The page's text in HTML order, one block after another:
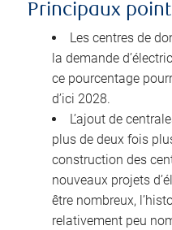
Principaux
Les centres de
la demande
ce pourcentage
d’ici 2028.
L’ajout de
plus de deux fois
construction des
nouveaux projets
être nombreux,
relativement peu